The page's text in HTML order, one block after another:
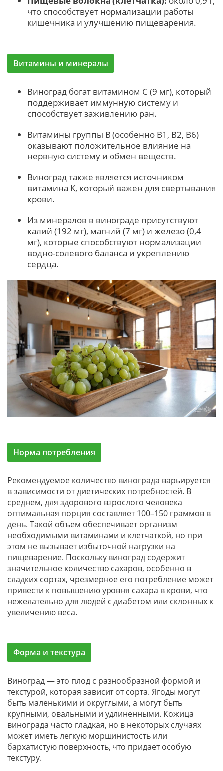
что способствует нормализации работы
кишечника и улучшению пищеварения.
Витамины и минералы
Виноград богат витамином C (9 мг), который
поддерживает иммунную систему и
способствует заживлению ран.
Витамины группы B (особенно B1, B2, B6)
оказывают положительное влияние на
нервную систему и обмен веществ.
Виноград также является источником
витамина K, который важен для свертывания
крови.
Из минералов в винограде присутствуют
калий (192 мг), магний (7 мг) и железо (0,4
мг), которые способствуют нормализации
водно-солевого баланса и укреплению
сердца.
Норма потребления
Рекомендуемое количество винограда варьируется
в зависимости от диетических потребностей. В
среднем, для здорового взрослого человека
оптимальная порция составляет 100–150 граммов в
день. Такой объем обеспечивает организм
необходимыми витаминами и клетчаткой, но при
этом не вызывает избыточной нагрузки на
пищеварение. Поскольку виноград содержит
значительное количество сахаров, особенно в
сладких сортах, чрезмерное его потребление может
привести к повышению уровня сахара в крови, что
нежелательно для людей с диабетом или склонных к
увеличению веса.
Форма и текстура
Виноград — это плод с разнообразной формой и
текстурой, которая зависит от сорта. Ягоды могут
быть маленькими и округлыми, а могут быть
крупными, овальными и удлиненными. Кожица
винограда часто гладкая, но в некоторых случаях
может иметь легкую морщинистость или
бархатистую поверхность, что придает особую
текстуру.